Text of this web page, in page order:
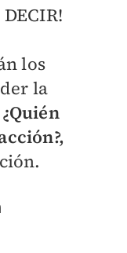
los
la
¿Quién